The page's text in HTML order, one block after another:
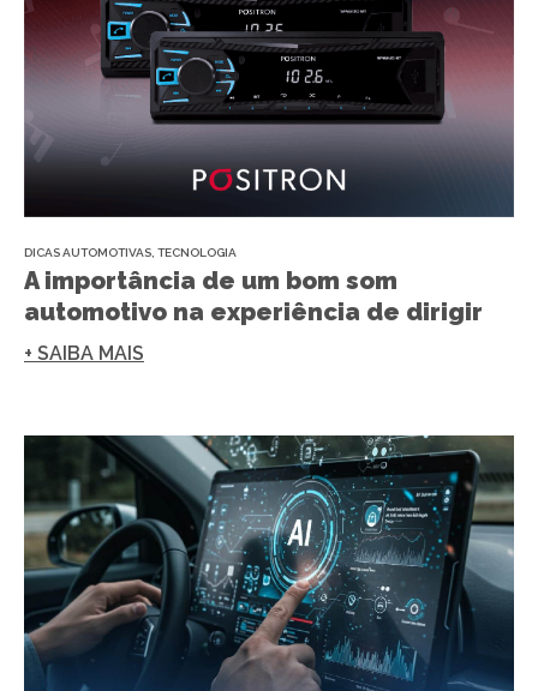
DICAS AUTOMOTIVAS TECNOLOGIA
A importância de um bom som
automotivo na experiência de dirigir
+ SAIBA MAIS